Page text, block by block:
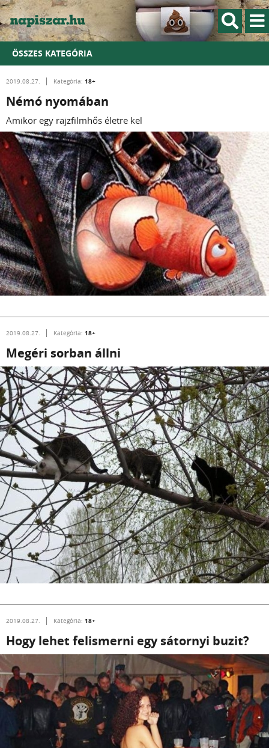
ÖSSZES KATEGÓRIA
2019.08.27. Kategória: 18+
Némó nyomában
Amikor egy rajzfilmhős életre kel
2019.08.27. Kategória: 18+
Megéri sorban állni
2019.08.27. Kategória: 18+
Hogy lehet felismerni egy sátornyi buzit?